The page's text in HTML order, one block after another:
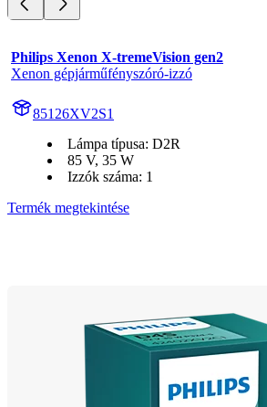
Philips Xenon X-tremeVision gen2
Xenon gépjárműfényszóró-izzó
85126XV2S1
Lámpa típusa: D2R
85 V, 35 W
Izzók száma: 1
Termék megtekintése